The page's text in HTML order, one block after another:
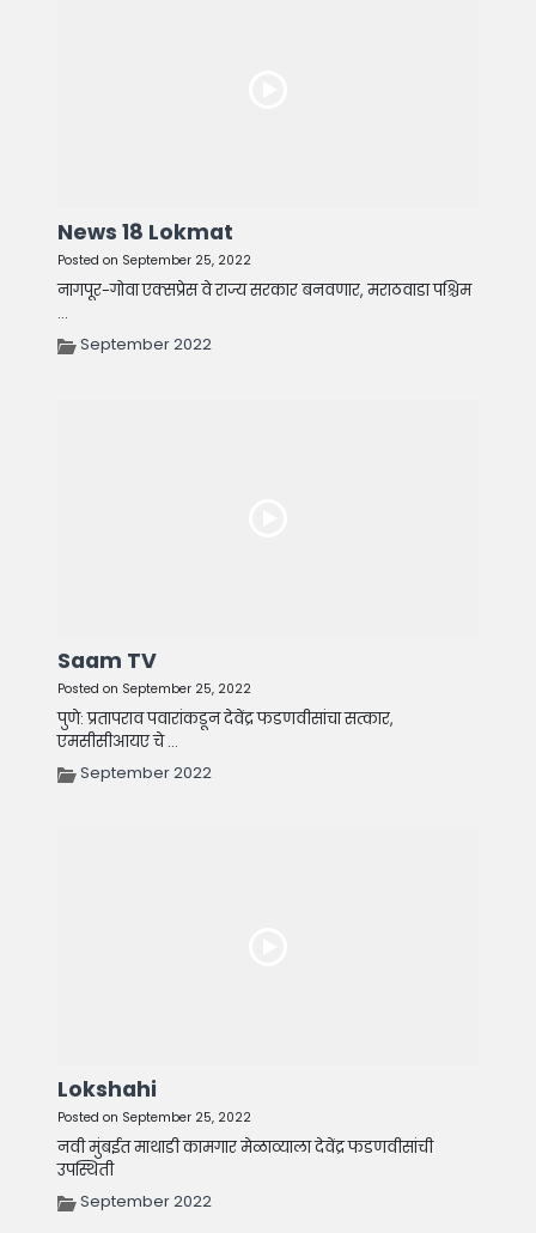
News 18 Lokmat
Posted on September 25, 2022
नागपूर-गोवा एक्सप्रेस वे राज्य सरकार बनवणार, मराठवाडा पश्चिम
...
September 2022
Saam TV
Posted on September 25, 2022
पुणे: प्रतापराव पवारांकडून देवेंद्र फडणवीसांचा सत्कार,
एमसीसीआयए चे ...
September 2022
Lokshahi
Posted on September 25, 2022
नवी मुंबईत माथाडी कामगार मेळाव्याला देवेंद्र फडणवीसांची
उपस्थिती
September 2022